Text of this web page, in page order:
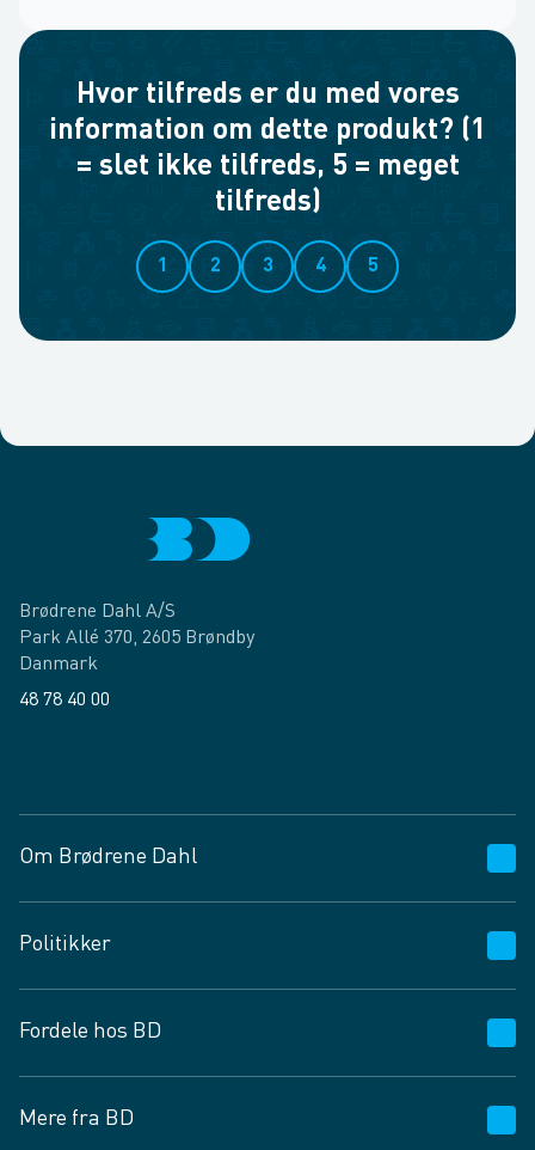
Hvor tilfreds er du med vores
information om dette produkt? (1
= slet ikke tilfreds, 5 = meget
tilfreds)
1 2 3 4 5
Brødrene Dahl A/S
Park Allé 370, 2605 Brøndby
Danmark
48 78 40 00
Om Brødrene Dahl
Vagttelefon 30 10 89 89
Spørgsmål og svar
Job og karriere
Fødevarekontrolrapport
Politikker
Privatlivspolitik
Cookies
Vilkår og betingelser
Fordele hos BD
BD app
Mere fra BD